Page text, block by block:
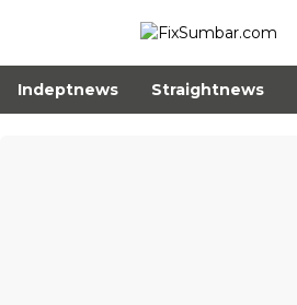
Indeptnews Straightnews